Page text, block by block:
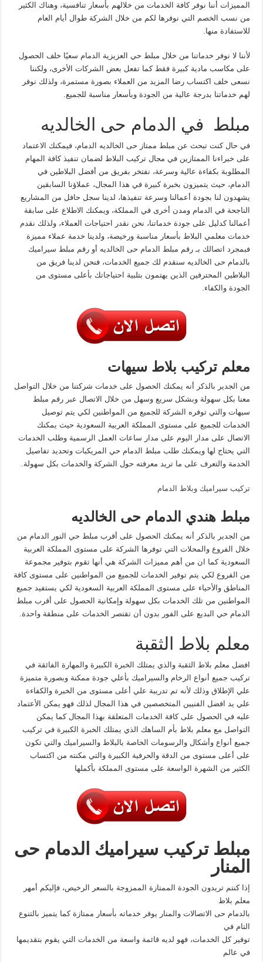
المميزات أننا نوفر كافة الخدمات من خلالهم بأسعار تنافسية، وهناك الكثير
من نسب الخصم التي نوفرها لكم من خلال الشركة طوال أيام العام
للاستفادة منها.
لأننا لا نوفر خدماتنا من خلال مبلط حي العزيزية الدمام سعيًا خلف الحصول
على مكاسب مادية كبيرة فقط كما تفعل بعض الشركات الأخرى، ولكننا
نسعى خلف اكتساب رضا المزيد من العملاء بصورة مستمرة، ولذلك نوفر
لهم خدماتنا بدرجة عالية من الجودة وبأسعار مناسبة للجميع.
مبلط في الدمام حى الخالديه
في حال كنت تبحث عن مبلط ممتاز حى الخالديه الدمام، فيمكنك الاعتماد
على خبراءنا الممتازين في مجال تركيب البلاط لضمان تنفيذ كافة المهام
المطلوبة بكفاءة عالية وسرعة، نفتخر بفريق من أفضل البلاطين في
الدمام، حيث يتميزون بخبرة كبيرة في هذا المجال، عملاؤنا السابقين
يشهدون لنا بجودة أعمالنا وسرعة تنفيذها، لدينا سجل حافل من المشاريع
الناجحة في الدمام ومدن أخرى في المملكة، ويمكنك الاطلاع على سابقة
أعمالنا كدليل على جودة خدماتنا، نحن نقدر احتياجات العملاء، ولذلك نقدم
خدمات معلمي البلاط بأسعار مناسبة ورخيصة، ولدينا خدمة عملاء مميزة
فبمجرد اتصالك بـ رقم مبلط الدمام حى الخالديه أو رقم مبلط سيراميك
بالدمام حى الخالديه سنقدم لك جميع الخدمات، فنحن لدينا فريق من
البلاطين المحترفين الذين يهتمون بتلبية احتياجاتك بأعلى مستوى من
الجودة والكفاء.
معلم تركيب بلاط سيهات
من الجدير بالذكر أنه يمكنك الحصول على خدمات شركتنا من خلال التواصل
معنا بكل سهولة وبشكل سريع وسهل من خلال الاتصال عبر رقم مبلط
سيهات والتي توفره الشركة للجميع من المواطنين لكي يتم توصيل
الخدمات للجميع على مستوى المملكة العربية السعودية حيث يمكنك
الاتصال على مدار اليوم على مدار ساعات العمل الرسمية وطلب الخدمات
التي يحتاج لها ويمكنك طلب مبلط الدمام حي المريكبات وتحديد تفاصيل
الخدمة والتعرف على ما تريد معرفته حول الشركة والخدمات بكل سهولة.
تركيب سيراميك وبلاط الدمام
مبلط هندي الدمام حى الخالديه
من الجدير بالذكر أنه يمكنك الحصول على أقرب مبلط حي النور الدمام من
خلال الفروع والمحلات التي توفرها الشركة على مستوى المملكة العربية
السعودية كما ان من أهم مميزات الشركة هي أنها تقوم بتوفير مجموعة
من الفروع لكي يتم توفير الخدمات للجميع من المواطنين على مستوى كافة
المناطق والأحياء على مستوى المملكة العربية السعودية لكي يستفيد جميع
المواطنين من تلك الخدمات بكل سهولة وإمكانية الحصول على أقرب مبلط
الدمام حي البديع على الفور بدون أن تقتصر الخدمات على منطقة واحدة.
معلم بلاط الثقبة
افضل معلم بلاط الثقبة والذي يمتلك الخبرة الكبيرة والمهارة الفائقة في
تركيب جميع أنواع الرخام والسيراميك بأعلي جودة ممكنة وبصورة متميزة
علي الإطلاق وذلك لأنه تم تدريبة علي أعلى مستوى من الخبرة والكفاءة
علي يد افضل الفنيين المتخصصين في هذا المجال لذلك فهو يمكن الأعتماد
عليه في الحصول على كافة الخدمات المتعلقة بهذا المجال كما يمكن
التواصل مع معلم بلاط بأم الساهك الذي يمتلك الخبرة الكبيرة في تركيب
جميع أنواع وأشكال والرسومات الخاصة بالبلاط والسيراميك والتي تكون
على أعلى مستوى من الدقة والحرفية الكبيرة والتي مكنته من اكتساب
الكثير من الشهرة الواسعة على مستوى المملكة بأكملها
مبلط تركيب سيراميك الدمام حى
المنار
إذا كنتم تريدون الجودة الممتازة الممزوجة بالسعر الرخيص، فإليكم أمهر
معلم بلاط
بالدمام حى الاتصالات والمنار يوفر خدماته بأسعار ممتازة كما يتميز بالتنوع
التام في
توفير كل الخدمات، فهو لديه قائمة واسعة من الخدمات التي يقوم بتقديمها
في عالم